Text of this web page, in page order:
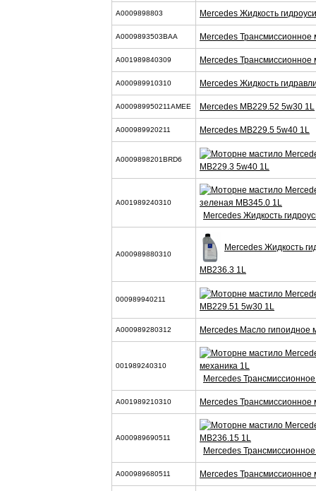
A0009898803 Mercedes Жидкость
A0009893503BAA Mercedes Трансмиссионное
A001989840309 Mercedes Трансмиссионное
A000989910310 Mercedes Жидкость
A000989950211AMEE Mercedes MB229.52 5w30 1L
A000989920211 Mercedes MB229.5 5w40 1L
A0009898201BRD6
MB229.3 5w40 1L
A001989240310
Mercedes Жидкость
A000989880310
Mercedes Жидкость
MB236.3 1L
000989940211
MB229.51 5w30 1L
A000989280312 Mercedes Масло гипоидное
001989240310
Mercedes
A001989210310 Mercedes Трансмиссионное
A000989690511
Mercedes
A000989680511 Mercedes Трансмиссионное